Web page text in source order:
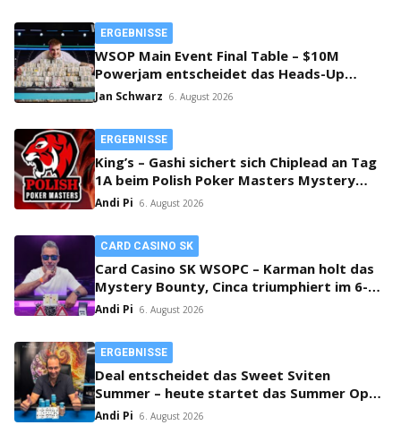
ERGEBNISSE
WSOP Main Event Final Table – $10M
Powerjam entscheidet das Heads-Up
zwischen Jumalon und Saaskilahti!
Jan Schwarz 6. August 2026
ERGEBNISSE
King’s – Gashi sichert sich Chiplead an Tag
1A beim Polish Poker Masters Mystery
Bounty!
Andi Pi 6. August 2026
CARD CASINO SK
Card Casino SK WSOPC – Karman holt das
Mystery Bounty, Cinca triumphiert im 6-
Max!
Andi Pi 6. August 2026
ERGEBNISSE
Deal entscheidet das Sweet Sviten
Summer – heute startet das Summer Open
Bounty!
Andi Pi 6. August 2026